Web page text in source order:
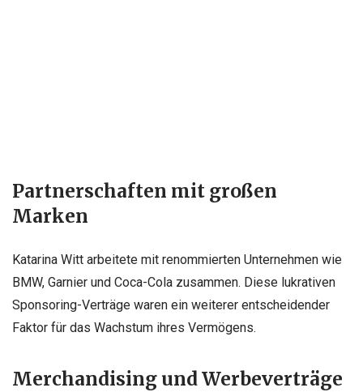
Partnerschaften mit großen
Marken
Katarina Witt arbeitete mit renommierten Unternehmen wie
BMW, Garnier und Coca-Cola zusammen. Diese lukrativen
Sponsoring-Verträge waren ein weiterer entscheidender
Faktor für das Wachstum ihres Vermögens.
Merchandising und Werbeverträge